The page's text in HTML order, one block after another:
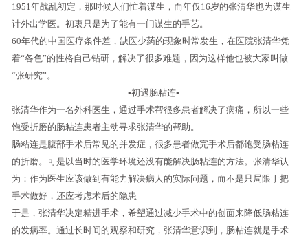
1951年战乱初定，那时候人们忙着谋生，而年仅16岁的张清华也为谋生
计外出学医。初衷只是为了能有一门谋生的手艺。
60年代的中国医疗条件差，缺医少药的现象时常发生，在医院张清华凭
着“各色”的性格自己钻研，解决了很多难题，因为这样他也被大家叫做
“张研究”。
▪初遇肠粘连▪
张清华作为一名外科医生，通过手术帮很多患者解决了病痛，所以一些
饱受折磨的肠粘连患者主动寻求张清华的帮助。
肠粘连是腹部手术后常见的并发症，很多患者做完手术后都饱受肠粘连
的折磨。可是以当时的医学环境还没有能解决肠粘连的方法。张清华认
为：作为医生应该做到有能力解决病人的实际问题，而不是只局限于把
手术做好，还应考虑术后的隐患
于是，张清华决定精进手术，希望通过减少手术中的创面来降低肠粘连
的发病率。通过长时间的观察和研究，张清华意识到，肠粘连就是手术